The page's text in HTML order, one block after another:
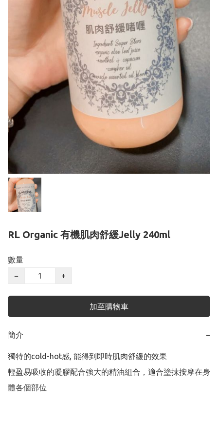
RL Organic 有機肌肉舒緩Jelly 240ml
數量
−
+
加至購物車
簡介 −
獨特的cold-hot感, 能得到即時肌肉舒緩的效果
輕盈易吸收的凝膠配合強大的精油組合，適合塗抹按摩在身
體各個部位